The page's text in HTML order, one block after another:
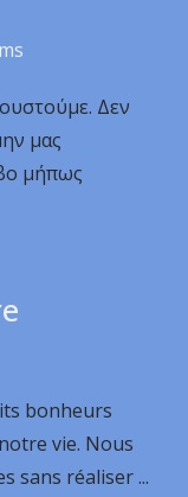
Δεν
μας
μήπως
bonheurs
vie. Nous
sans réaliser ...